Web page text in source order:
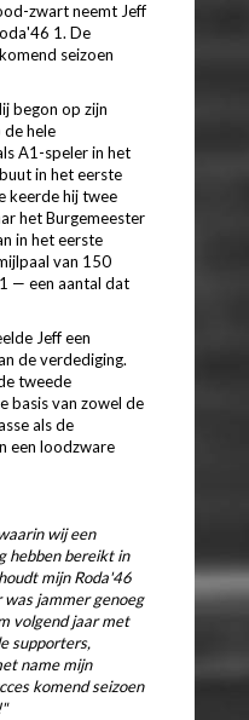
zwart neemt Jeff
1. De
seizoen
begon op zijn
hele
A1-speler in het
in het eerste
keerde hij twee
het Burgemeester
in het eerste
van 150
— een aantal dat
Jeff een
de verdediging.
tweede
basis van zowel de
als de
een loodzware
wij een
hebben bereikt in
mijn Roda'46
was jammer genoeg
volgend jaar met
supporters,
name mijn
komend seizoen